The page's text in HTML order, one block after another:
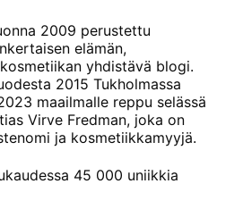
2009 perustettu
elämän,
yhdistävä blogi.
2015 Tukholmassa
maailmalle reppu selässä
Virve Fredman, joka on
ja kosmetiikkamyyjä.
45 000 uniikkia